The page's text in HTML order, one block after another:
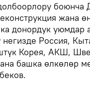
боюнча
жана
донордук уюмдар
Россия,
Корея, АКШ,
башка өлкөлөр